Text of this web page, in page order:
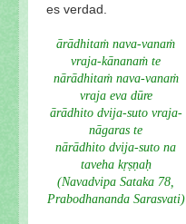
es verdad.
ārādhitaṁ nava-vanaṁ
vraja-kānanaṁ te
nārādhitaṁ nava-vanaṁ
vraja eva dūre
ārādhito dvija-suto vraja-
nāgaras te
nārādhito dvija-suto na
taveha kṛṣṇaḥ
(Navadvipa Sataka 78,
Prabodhananda Sarasvati)